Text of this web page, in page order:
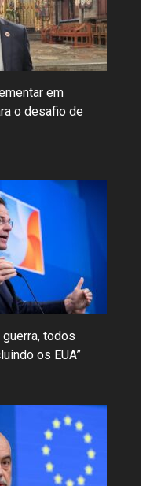
em
o desafio de
guerra, todos
os EUA”